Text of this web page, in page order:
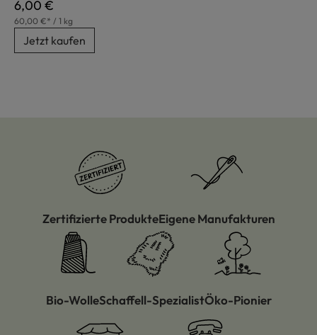
Regulärer Preis:
6,00 €
60,00 €* / 1 kg
Jetzt kaufen
Zertifizierte ProdukteEigene Manufakturen
Bio-WolleSchaffell-SpezialistÖko-Pionier